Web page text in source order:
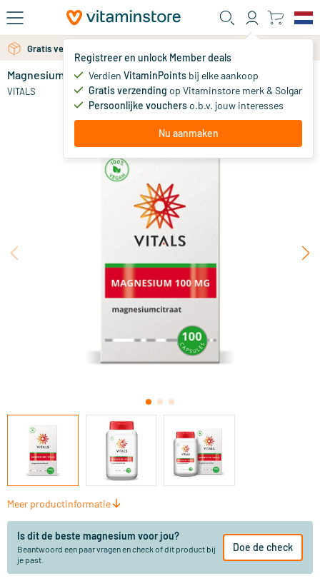
Ga naar de hoofdinhoud
Registreer en unlock Member deals
Verdien VitaminPoints bij elke aankoop
Gratis verzending op Vitaminstore merk & Solgar
Persoonlijke voucherso.b.v. jouw interesses
Nu aanmaken
Gratis verzending vanaf 25 euro
Gratis persoonlijk advies via chat of email
Magnesiumcitraat 100 mg
VITALS 21.
Meer productinformatie
Is dit de beste magnesium voor jou?
Beantwoord een paar vragen en check of dit product bij
je past.
Doe de check